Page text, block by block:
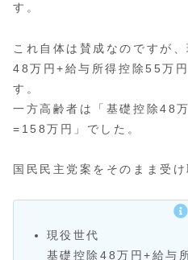
す。
これ自体は賛成なのですが
48万円+給与所得控除55万
す。
一方高齢者は「基礎控除48
=158万円」でした。
国民民主党案をそのまま受け
現役世代
基礎控除48万円+給与